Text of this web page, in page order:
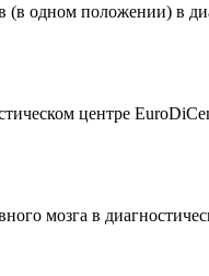
одном положении) в
центре
мозга в